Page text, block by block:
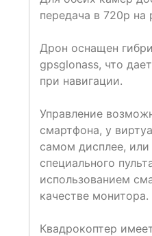
передача в 720p на
Дрон оснащен
gpsglonass, что
при навигации.
Управление
смартфона, у
самом дисплее,
специального
использованием
качестве монитора.
Квадрокоптер